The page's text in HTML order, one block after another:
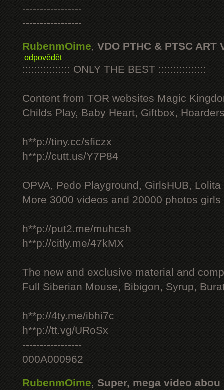
-----------------
-----------------
RubenmOime, VDO PTHC & PTSC ART
odpovědět
:::::::::::::::: ONLY THE BEST ::::::::::::::::
Content from TOR websites Magic
Childs Play, Baby Heart, Giftbox,
h**p://tiny.cc/sficzx
h**p://cutt.us/Y7P84
OPVA, Pedo Playground, GirlsHUB, Lolita
More 3000 videos and 20000 photos
h**p://put2.me/muhcsh
h**p://citly.me/47kMX
The new and exclusive material and
Full Siberian Mouse, Bibigon, Syrup,
h**p://4ty.me/ibhi7c
h**p://tt.vg/URoSx
-----------------
000A000962
RubenmOime, Super, mega video abou